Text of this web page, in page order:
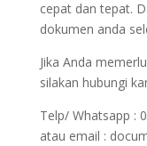
cepat dan tepat.
dokumen anda
Jika Anda
silakan hubungi
Telp/ Whatsapp :
atau email :